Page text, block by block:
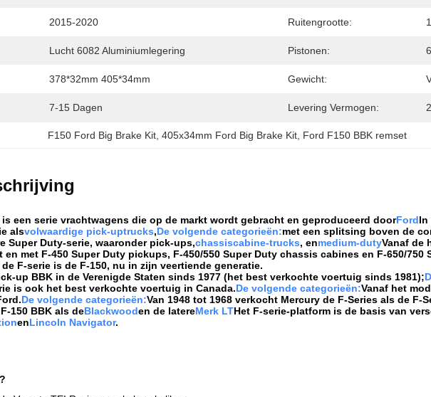
2015-2020 Ruitengrootte:
Lucht 6082 Aluminiumlegering Pistonen:
378*32mm 405*34mm Gewicht:
7-15 Dagen Levering Vermogen:
F150 Ford Big Brake Kit , 405x34mm Ford Big Brake Kit Ford F150 BBK remset
is een serie vrachtwagens die op de markt wordt gebracht en geproduceerd doorFordIn
alsvolwaardige pick-uptrucks,De volgende categorieën:met een splitsing boven de
Super Duty-serie, waaronder pick-ups,chassiscabine-trucks, enmedium-dutyVanaf de
en met F-450 Super Duty pickups, F-450/550 Super Duty chassis cabines en F-650/750
F-serie is de F-150, nu in zijn veertiende generatie.
up BBK in de Verenigde Staten sinds 1977 (het best verkochte voertuig sinds 1981);
is ook het best verkochte voertuig in Canada.De volgende categorieën:Vanaf het
De volgende categorieën:Van 1948 tot 1968 verkocht Mercury de F-Series als de F-
150 BBK als deBlackwooden de latereMerk LTHet F-serie-platform is de basis van
enLincoln Navigator.